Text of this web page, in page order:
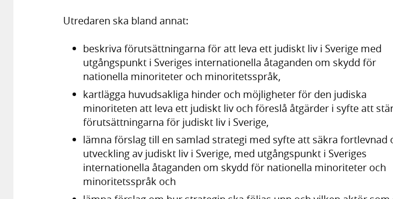
Utredaren ska bland annat:
beskriva förutsättningarna för att leva ett judiskt liv i Sverige med
utgångspunkt i Sveriges internationella åtaganden om skydd för
nationella minoriteter och minoritetsspråk,
kartlägga huvudsakliga hinder och möjligheter för den judiska
minoriteten att leva ett judiskt liv och föreslå åtgärder i syfte att
förutsättningarna för judiskt liv i Sverige,
lämna förslag till en samlad strategi med syfte att säkra fortlevnad
utveckling av judiskt liv i Sverige, med utgångspunkt i Sveriges
internationella åtaganden om skydd för nationella minoriteter och
minoritetsspråk och